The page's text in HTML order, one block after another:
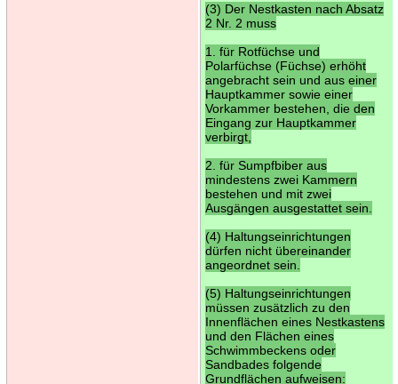
(3) Der Nestkasten nach Absatz
2 Nr. 2 muss
1. für Rotfüchse und
Polarfüchse (Füchse) erhöht
angebracht sein und aus einer
Hauptkammer sowie einer
Vorkammer bestehen, die den
Eingang zur Hauptkammer
verbirgt,
2. für Sumpfbiber aus
mindestens zwei Kammern
bestehen und mit zwei
Ausgängen ausgestattet sein.
(4) Haltungseinrichtungen
dürfen nicht übereinander
angeordnet sein.
(5) Haltungseinrichtungen
müssen zusätzlich zu den
Innenflächen eines Nestkastens
und den Flächen eines
Schwimmbeckens oder
Sandbades folgende
Grundflächen aufweisen: